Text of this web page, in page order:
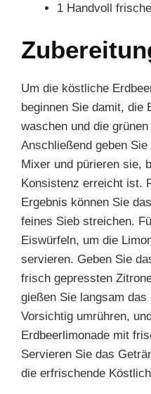
1 Handvoll
Um die köstliche
beginnen Sie damit, die
waschen und die
Anschließend geben
Mixer und pürieren sie,
Konsistenz erreicht ist.
Ergebnis können Sie
feines Sieb streichen.
Eiswürfeln, um die
servieren. Geben Sie
frisch gepressten
gießen Sie langsam
Vorsichtig umrühren,
Erdbeerlimonade mit
Servieren Sie das
die erfrischende